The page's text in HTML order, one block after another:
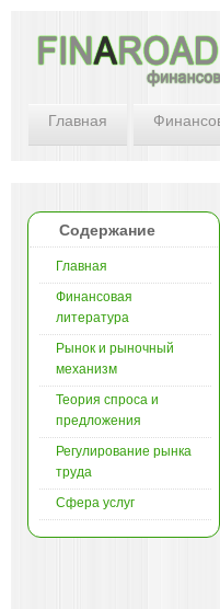
Главная
Содержание
Главная
Финансовая
литература
Рынок и рыночный
механизм
Теория спроса и
предложения
Регулирование рынка
труда
Сфера услуг